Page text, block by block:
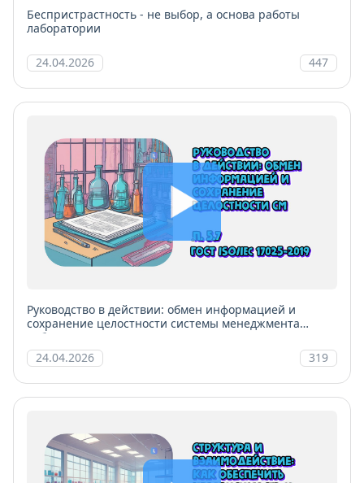
Беспристрастность - не выбор, а основа работы
лаборатории
24.04.2026 447
Руководство в действии: обмен информацией и
сохранение целостности системы менеджмента
лаборатории
24.04.2026
319